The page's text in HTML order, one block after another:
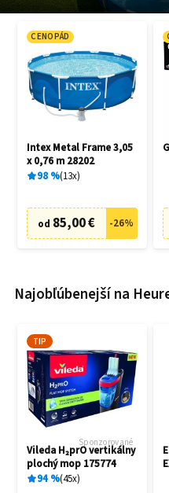
CENOPÁD
Intex Metal Frame 3,05
x 0,76 m 28202
98% 13x
od 85,00 € -26%
Najobľúbenejší na
TIP
Sponzorované
Vileda H₂prO vertikálny
plochý mop 175774
94% 45x